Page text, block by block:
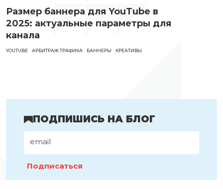
Размер баннера для YouTube в
2025: актуальные параметры для
канала
YOUTUBE АРБИТРАЖ ТРАФИКА БАННЕРЫ КРЕАТИВЫ
ПОДПИШИСЬ НА БЛОГ
Подписаться